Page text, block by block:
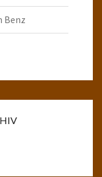
Benz